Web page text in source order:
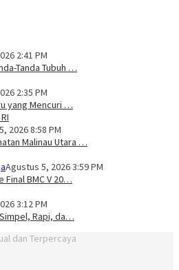
2:41 PM
Tanda Tubuh …
2:35 PM
yang Mencuri …
2026 8:58 PM
Malinau Utara …
Agustus 5, 2026 3:59 PM
Final BMC V 20…
3:12 PM
Rapi, da…